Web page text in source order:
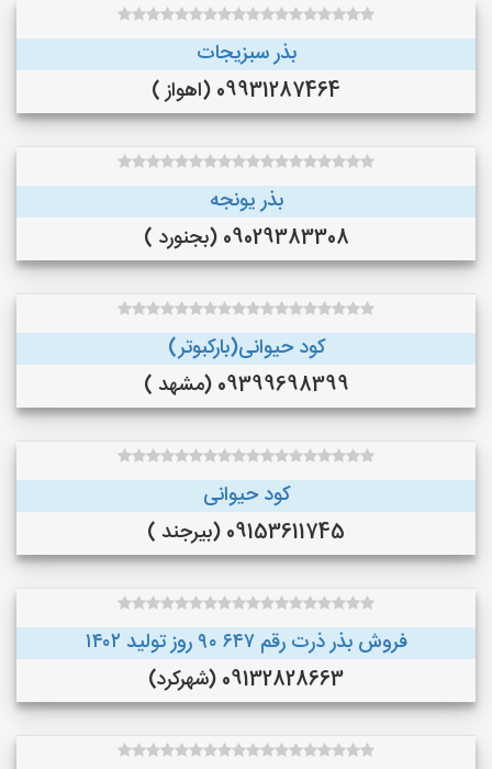
بذر سبزیجات
09931287464 (اهواز )
بذر یونجه
09029383308 (بجنورد )
کود حیوانی(بارکبوتر)
09399698399 (مشهد )
کود حیوانی
09153611745 (بیرجند )
فروش بذر ذرت رقم ۶۴۷ ۹۰ روز تولید ۱۴۰۲
09132828663 (شهرکرد)